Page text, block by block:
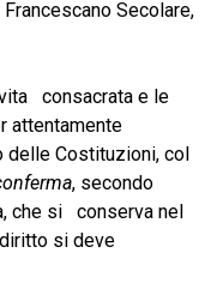
Secolare,
consacrata e le
attentamente
Costituzioni, col
, secondo
che si conserva nel
si deve